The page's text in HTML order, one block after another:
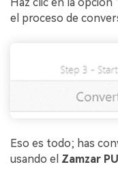
el proceso de
Eso es todo; has
usando el Zamzar